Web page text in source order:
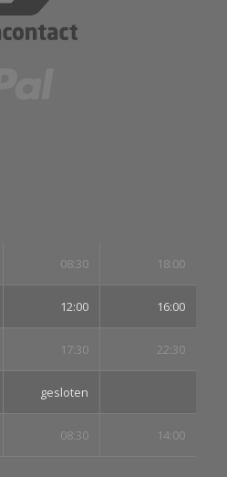
08:30 18:00
12:00 16:00
17:30 22:30
gesloten
08:30 14:00